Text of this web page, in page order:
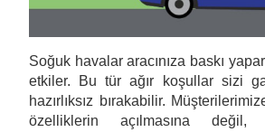
Soğuk havalar aracınıza baskı
etkiler. Bu tür ağır koşullar sizi
hazırlıksız bırakabilir.
özelliklerin açılmasına değil,